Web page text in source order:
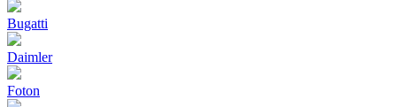
Bugatti
Daimler
Foton